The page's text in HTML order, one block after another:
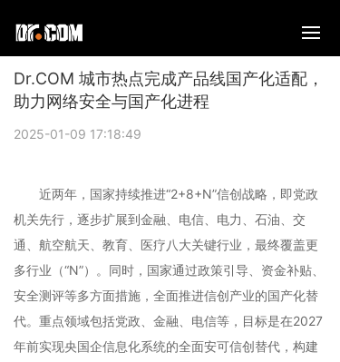
Dr.COM 城市热点完成产品线国产化适配，
助力网络安全与国产化进程
2025-01-09 17:18:49
近两年，国家持续推进“2+8+N”信创战略，即党政
机关先行，逐步扩展到金融、电信、电力、石油、交
通、航空航天、教育、医疗八大关键行业，最终覆盖更
多行业（“N”）。同时，国家通过政策引导、资金补贴、
安全测评等多方面措施，全面推进信创产业的国产化替
代。重点领域包括党政、金融、电信等，目标是在2027
年前实现央国企信息化系统的全面安可信创替代，构建